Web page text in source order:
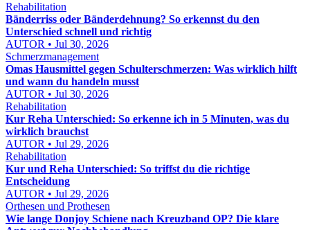
Rehabilitation
Bänderriss oder Bänderdehnung? So erkennst du den
Unterschied schnell und richtig
AUTOR • Jul 30, 2026
Schmerzmanagement
Omas Hausmittel gegen Schulterschmerzen: Was wirklich hilft
und wann du handeln musst
AUTOR • Jul 30, 2026
Rehabilitation
Kur Reha Unterschied: So erkenne ich in 5 Minuten, was du
wirklich brauchst
AUTOR • Jul 29, 2026
Rehabilitation
Kur und Reha Unterschied: So triffst du die richtige
Entscheidung
AUTOR • Jul 29, 2026
Orthesen und Prothesen
Wie lange Donjoy Schiene nach Kreuzband OP? Die klare